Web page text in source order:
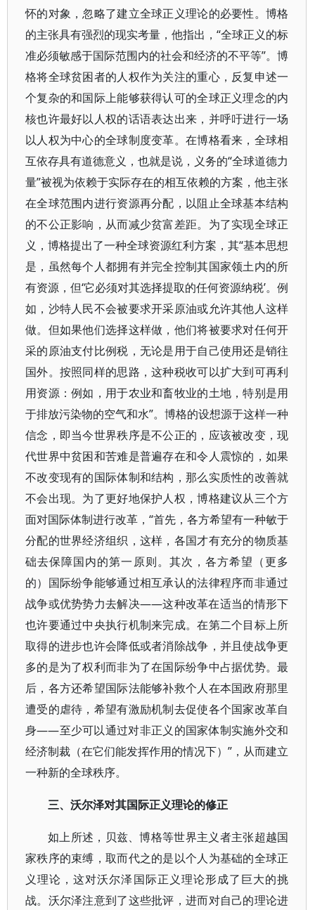
怀的对象，忽略了建立全球正义理论的必要性。博格
的主张具有强烈的现实考量，他指出，“全球正义的标
准必须敏感于国际范围内的社会和经济的不平等”。博
格将全球贫困者的人权作为关注的重心，反复申述一
个复杂的和国际上能够获得认可的全球正义理念的内
核也许最好以人权的话语表达出来，并呼吁进行一场
以人权为中心的全球制度变革。在博格看来，全球相
互依存具有道德意义，也就是说，义务的“全球道德力
量”被视为依赖于实际存在的相互依赖的方案，他主张
在全球范围内进行资源再分配，以阻止全球基本结构
的不公正影响，从而减少贫富差距。为了实现全球正
义，博格提出了一种全球资源红利方案，其“基本思想
是，虽然每个人都拥有并完全控制其国家领土内的所
有资源，但‘它必须对其选择提取的任何资源纳税’。例
如，沙特人民不会被要求开采原油或允许其他人这样
做。但如果他们选择这样做，他们将被要求对任何开
采的原油支付比例税，无论是用于自己使用还是销往
国外。按照同样的思路，这种税收可以扩大到可再利
用资源：例如，用于农业和畜牧业的土地，特别是用
于排放污染物的空气和水”。博格的设想源于这样一种
信念，即当今世界秩序是不公正的，应该被改变，现
代世界中贫困和苦难是普遍存在和令人震惊的，如果
不改变现有的国际体制和结构，那么实质性的改善就
不会出现。为了更好地保护人权，博格建议从三个方
面对国际体制进行改革，“首先，各方希望有一种敏于
分配的世界经济组织，这样，各国才有充分的物质基
础去保障国内的第一原则。其次，各方希望（更多
的）国际纷争能够通过相互承认的法律程序而非通过
战争或优势势力去解决——这种改革在适当的情形下
也许要通过中央执行机制来完成。在第二个目标上所
取得的进步也许会降低或者消除战争，并且使战争更
多的是为了权利而非为了在国际纷争中占据优势。最
后，各方还希望国际法能够补救个人在本国政府那里
遭受的虐待，希望有激励机制去促使各个国家改革自
身——至少可以通过对非正义的国家体制实施外交和
经济制裁（在它们能发挥作用的情况下）”，从而建立
一种新的全球秩序。
三、沃尔泽对其国际正义理论的修正
如上所述，贝兹、博格等世界主义者主张超越国
家秩序的束缚，取而代之的是以个人为基础的全球正
义理论，这对沃尔泽国际正义理论形成了巨大的挑
战。沃尔泽注意到了这些批评，进而对自己的理论进